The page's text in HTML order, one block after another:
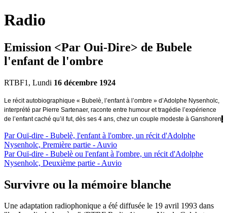
Radio
Emission <Par Oui-Dire> de Bubele
l'enfant de l'ombre
RTBF1, Lundi 16 décembre 1924
Le récit autobiographique « Bubelè, l’enfant à l’ombre » d’Adolphe Nysenholc,
interprété par Pierre Sartenaer, raconte entre humour et tragédie l’expérience
de l’enfant caché qu’il fut, dès ses 4 ans, chez un couple modeste à Ganshoren
Par Ouï-dire - Bubelè, l'enfant à l'ombre, un récit d'Adolphe
Nysenholc, Première partie - Auvio
Par Ouï-dire - Bubelè ou l'enfant à l'ombre, un récit d'Adolphe
Nysenholc, Deuxième partie - Auvio
Survivre ou la mémoire blanche
Une adaptation radiophonique a été diffusée le 19 avril 1993 dans